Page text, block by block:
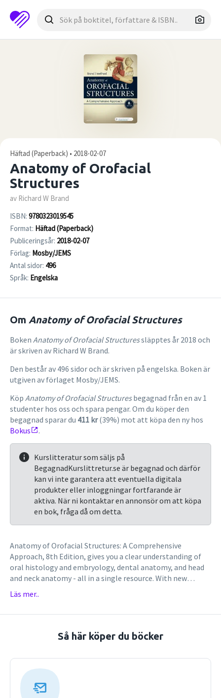
Häftad (Paperback) • 2018-02-07
Anatomy of Orofacial
Structures
av Richard W Brand
ISBN: 9780323019545
Format: Häftad (Paperback)
Publiceringsår: 2018-02-07
Förlag: Mosby/JEMS
Antal sidor: 496
Språk: Engelska
Om Anatomy of Orofacial Structures
Boken Anatomy of Orofacial Structuressläpptes år 2018 och
är skriven av Richard W Brand.
Den består av 496 sidor och är skriven på engelska. Boken är
utgiven av förlaget Mosby/JEMS.
Köp Anatomy of Orofacial Structuresbegagnad från en av 1
studenter hos oss och spara pengar. Om du köper den
begagnad sparar du 411 kr(39%) mot att köpa den ny hos
Bokus
.
Kurslitteratur som säljs på
BegagnadKurslittretur.se är begagnad och därför
kan vi inte garantera att eventuella digitala
produkter eller inloggningar fortfarande är
aktiva. När ni kontaktar en annonsör om att köpa
en bok, fråga då om detta.
Anatomy of Orofacial Structures: A Comprehensive
Approach, 8th Edition, gives you a clear understanding of
oral histology and embryology, dental anatomy, and head
and neck anatomy - all in a single resource. With new
clinical content, a new chapter on the anatomy of local
anesthesia, and an outstanding new full-color art program,
the benefits of a combined text and student workbook,
with review questions and unit tests, as well as detachable
Läs mer..
Så här köper du böcker